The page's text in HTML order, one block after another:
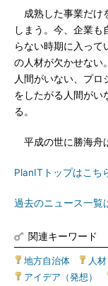
成熟した事業だけ
しまう。今、企業
らない時期に入って
の人材が欠かせない
人間がいない、プ
をしたがる人間がい
る。
平成の世に勝海舟
PlanITトップはこち
過去のニュース一覧
関連キーワード
地方自治体 人材
アイデア（発想）